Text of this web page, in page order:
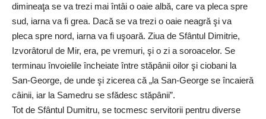
dimineaţa se va trezi mai întâi o oaie albă, care va pleca spre
sud, iarna va fi grea. Dacă se va trezi o oaie neagră şi va
pleca spre nord, iarna va fi uşoară. Ziua de Sfântul Dimitrie,
Izvorâtorul de Mir, era, pe vremuri, şi o zi a soroacelor. Se
terminau învoielile încheiate între stăpânii oilor şi ciobani la
San-George, de unde şi zicerea că „la San-George se încaieră
câinii, iar la Samedru se sfădesc stăpânii”.
Tot de Sfântul Dumitru, se tocmesc servitorii pentru diverse